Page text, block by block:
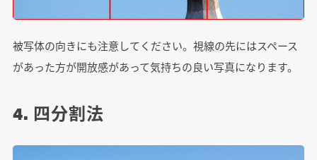
被写体の向きにも注意してください。視線の先にはスペース
があった方が開放感があって気持ちの良い写真になります。
4. 四分割法